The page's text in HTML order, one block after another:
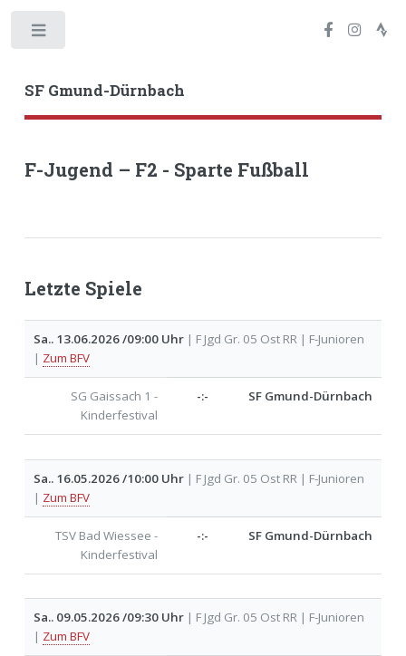
SF Gmund-Dürnbach
F-Jugend – F2 - Sparte Fußball
Letzte Spiele
Sa.. 13.06.2026 /09:00 Uhr| F Jgd Gr. 05 Ost RR | F-Junioren
| Zum BFV
SG Gaissach 1 -
Kinderfestival
-:- SF Gmund-Dürnbach
Sa.. 16.05.2026 /10:00 Uhr| F Jgd Gr. 05 Ost RR | F-Junioren
| Zum BFV
TSV Bad Wiessee -
Kinderfestival
-:- SF Gmund-Dürnbach
Sa.. 09.05.2026 /09:30 Uhr| F Jgd Gr. 05 Ost RR | F-Junioren
| Zum BFV